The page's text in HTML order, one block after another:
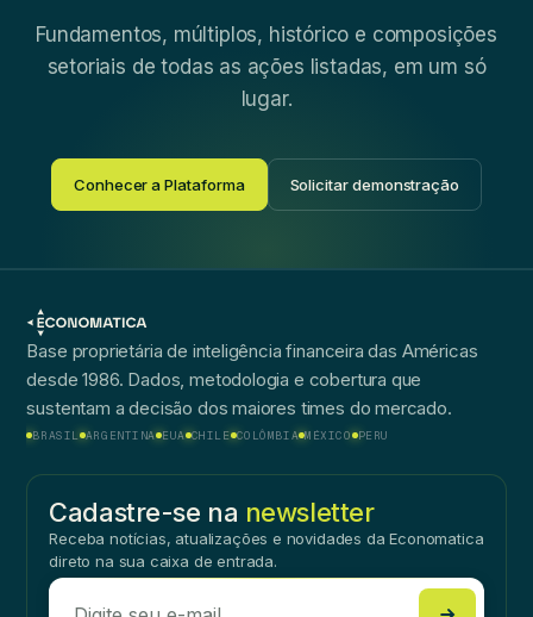
Fundamentos, múltiplos, histórico e composições
setoriais de todas as ações listadas, em um só
lugar.
Conhecer a Plataforma Solicitar demonstração
Base proprietária de inteligência financeira das Américas
desde 1986. Dados, metodologia e cobertura que
sustentam a decisão dos maiores times do mercado.
BRASIL ARGENTINA EUA CHILE COLÔMBIA MÉXICO PERU
Cadastre-se na newsletter
Receba notícias, atualizações e novidades da Economatica
direto na sua caixa de entrada.